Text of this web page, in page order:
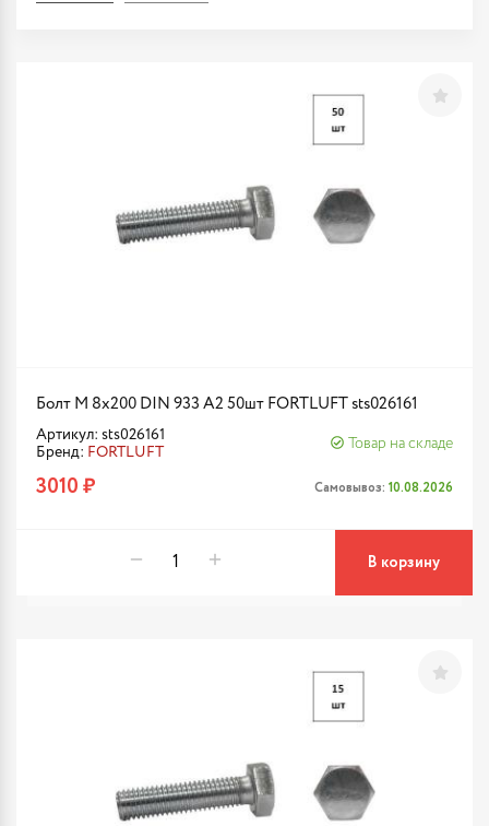
Болт М 8х200 DIN 933 A2 50шт FORTLUFT sts026161
Артикул: sts026161
Бренд: FORTLUFT
Товар на складе
3010 ₽ Самовывоз: 10.08.2026
В корзину